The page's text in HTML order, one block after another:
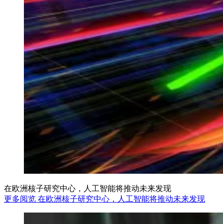
在欧洲核子研究中心，人工智能将推动未来发现
更多阅览 在欧洲核子研究中心，人工智能将推动未来发现